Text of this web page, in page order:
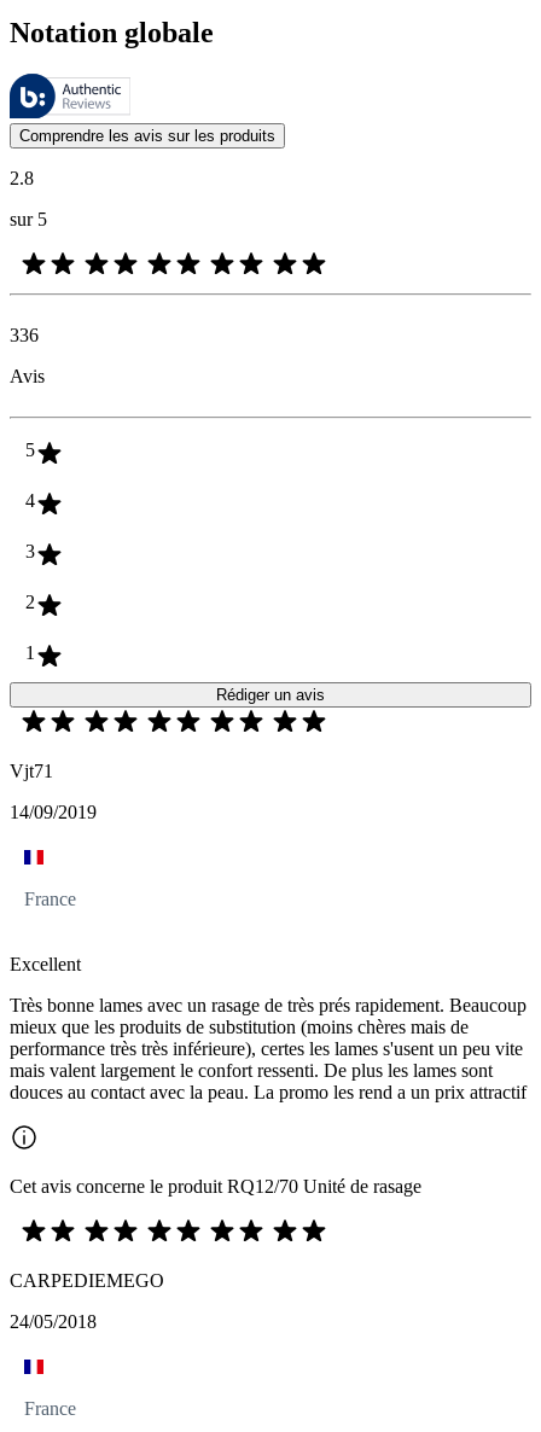
Notation globale
Ces évaluations sont gérées par Bazaarvoice et sont conformes à la
Les avis des clients exprimés sous forme d'évaluations de produits
Comprendre les avis sur les produits
2.8
sur 5
336
Avis
5
4
3
2
1
Rédiger un avis
Vjt71
14/09/2019
France
Excellent
Très bonne lames avec un rasage de très prés rapidement. Beaucoup
mieux que les produits de substitution (moins chères mais de
performance très très inférieure), certes les lames s'usent un peu vite
mais valent largement le confort ressenti. De plus les lames sont
douces au contact avec la peau. La promo les rend a un prix attractif
Cet avis concerne le produit RQ12/70 Unité de rasage
CARPEDIEMEGO
24/05/2018
France